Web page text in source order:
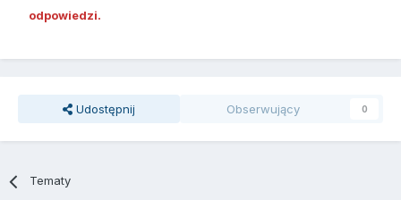
odpowiedzi.
Udostępnij Obserwujący 0
Tematy